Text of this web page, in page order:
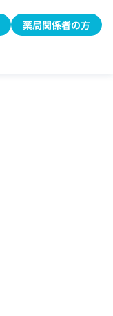
薬局関係者の方